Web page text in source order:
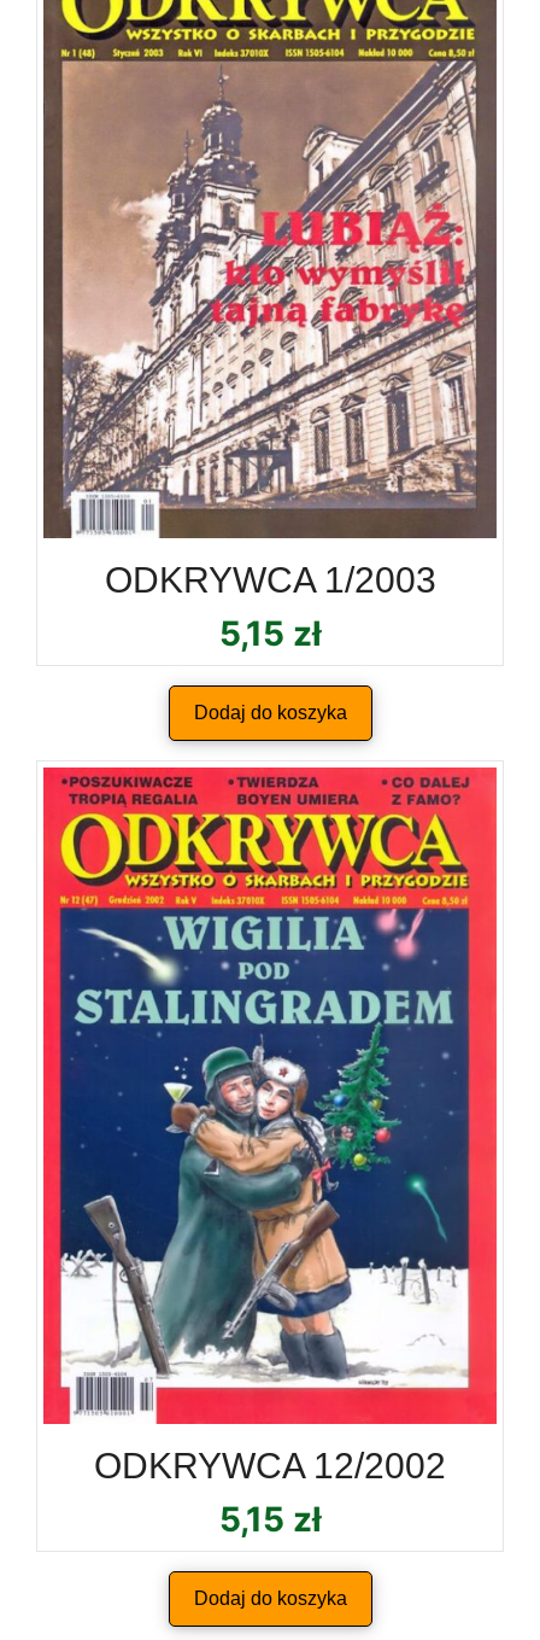
ODKRYWCA 1/2003
5,15 zł
Dodaj do koszyka
ODKRYWCA 12/2002
5,15 zł
Dodaj do koszyka